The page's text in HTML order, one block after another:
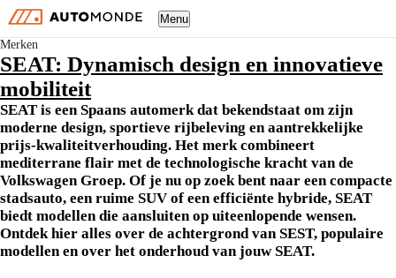
Menu
Merken
SEAT: Dynamisch design en innovatieve
mobiliteit
SEAT is een Spaans automerk dat bekendstaat om zijn
moderne design, sportieve rijbeleving en aantrekkelijke
prijs-kwaliteitverhouding. Het merk combineert
mediterrane flair met de technologische kracht van de
Volkswagen Groep. Of je nu op zoek bent naar een compacte
stadsauto, een ruime SUV of een efficiënte hybride, SEAT
biedt modellen die aansluiten op uiteenlopende wensen.
Ontdek hier alles over de achtergrond van SEST, populaire
modellen en over het onderhoud van jouw SEAT.